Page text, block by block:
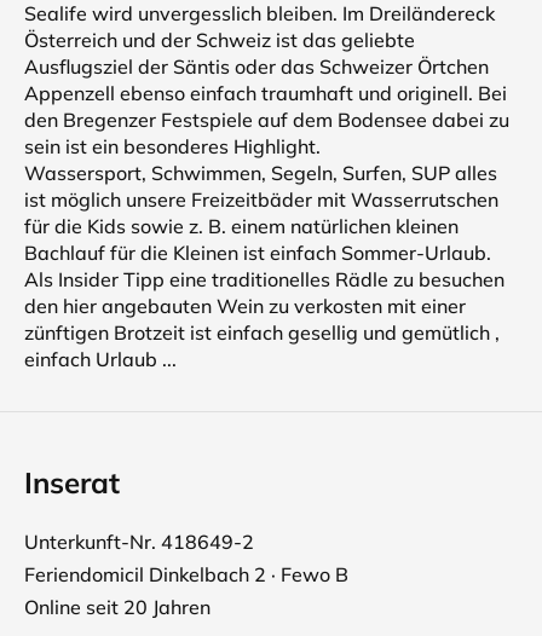
Sealife wird unvergesslich bleiben. Im Dreiländereck
Österreich und der Schweiz ist das geliebte
Ausflugsziel der Säntis oder das Schweizer Örtchen
Appenzell ebenso einfach traumhaft und originell. Bei
den Bregenzer Festspiele auf dem Bodensee dabei zu
sein ist ein besonderes Highlight.
Wassersport, Schwimmen, Segeln, Surfen, SUP alles
ist möglich unsere Freizeitbäder mit Wasserrutschen
für die Kids sowie z. B. einem natürlichen kleinen
Bachlauf für die Kleinen ist einfach Sommer-Urlaub.
Als Insider Tipp eine traditionelles Rädle zu besuchen
den hier angebauten Wein zu verkosten mit einer
zünftigen Brotzeit ist einfach gesellig und gemütlich ,
einfach Urlaub ...
Inserat
Unterkunft-Nr. 418649-2
Feriendomicil Dinkelbach 2 · Fewo B
Online seit 20 Jahren